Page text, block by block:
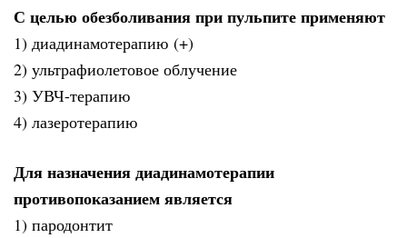
С целью обезболивания при пульпите применяют
1) диадинамотерапию (+)
2) ультрафиолетовое облучение
3) УВЧ-терапию
4) лазеротерапию
Для назначения диадинамотерапии
противопоказанием является
1) пародонтит